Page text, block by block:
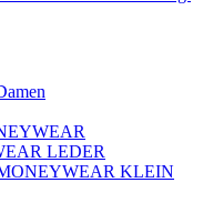
LEDER
MONEYWEAR KLEIN